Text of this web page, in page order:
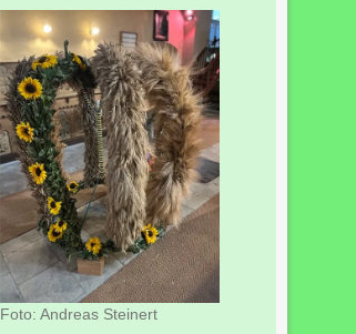
Foto: Andreas Steinert